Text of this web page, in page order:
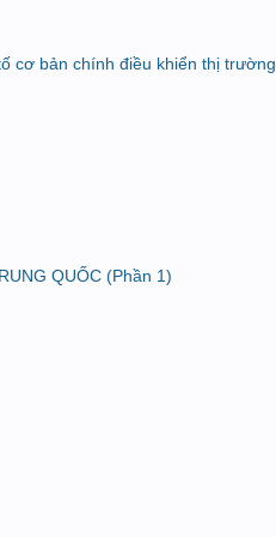
cơ bản chính điều khiển thị trường
QUỐC (Phần 1)